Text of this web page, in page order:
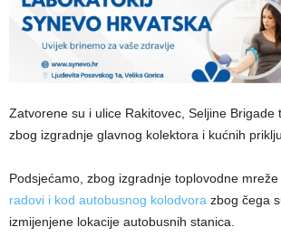
Zatvorene su i ulice Rakitovec, Seljine Brigade
zbog izgradnje glavnog kolektora i kućnih
Podsjećamo, zbog izgradnje toplovodne
radovi i kod autobusnog kolodvora zbog čega
izmijenjene lokacije autobusnih stanica.